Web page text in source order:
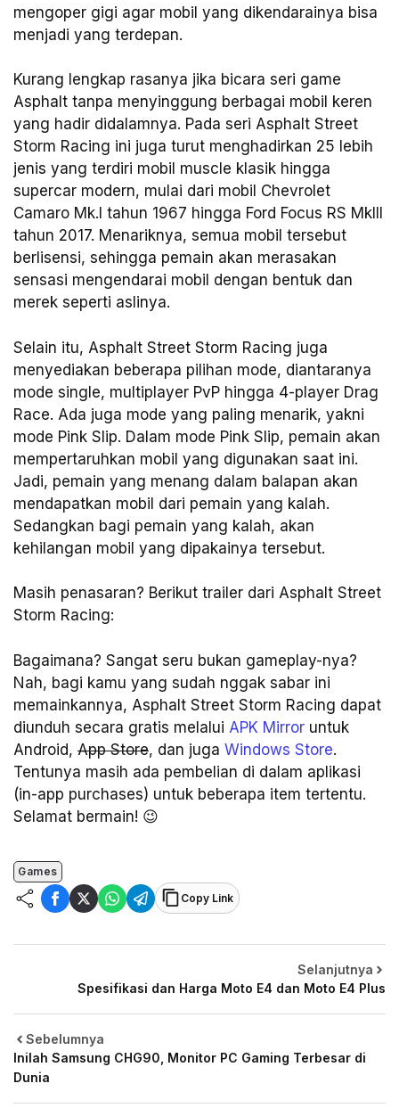
mengoper gigi agar mobil yang dikendarainya bisa
menjadi yang terdepan.
Kurang lengkap rasanya jika bicara seri game
Asphalt tanpa menyinggung berbagai mobil keren
yang hadir didalamnya. Pada seri Asphalt Street
Storm Racing ini juga turut menghadirkan 25 lebih
jenis yang terdiri mobil muscle klasik hingga
supercar modern, mulai dari mobil Chevrolet
Camaro Mk.l tahun 1967 hingga Ford Focus RS MkIII
tahun 2017. Menariknya, semua mobil tersebut
berlisensi, sehingga pemain akan merasakan
sensasi mengendarai mobil dengan bentuk dan
merek seperti aslinya.
Selain itu, Asphalt Street Storm Racing juga
menyediakan beberapa pilihan mode, diantaranya
mode single, multiplayer PvP hingga 4-player Drag
Race. Ada juga mode yang paling menarik, yakni
mode Pink Slip. Dalam mode Pink Slip, pemain akan
mempertaruhkan mobil yang digunakan saat ini.
Jadi, pemain yang menang dalam balapan akan
mendapatkan mobil dari pemain yang kalah.
Sedangkan bagi pemain yang kalah, akan
kehilangan mobil yang dipakainya tersebut.
Masih penasaran? Berikut trailer dari Asphalt Street
Storm Racing:
Bagaimana? Sangat seru bukan gameplay-nya?
Nah, bagi kamu yang sudah nggak sabar ini
memainkannya, Asphalt Street Storm Racing dapat
diunduh secara gratis melalui APK Mirror untuk
Android, App Store, dan juga Windows Store.
Tentunya masih ada pembelian di dalam aplikasi
(in-app purchases) untuk beberapa item tertentu.
Selamat bermain! 😉
Games
Copy Link
Sebelumnya
Inilah Samsung CHG90, Monitor PC Gaming Terbesar di
Dunia
Selanjutnya
Spesifikasi dan Harga Moto E4 dan Moto E4 Plus